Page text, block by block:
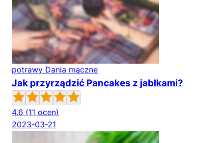
potrawy Dania mączne
Jak przyrządzić Pancakes z jabłkami?
4.6 (11 ocen)
2023-03-21